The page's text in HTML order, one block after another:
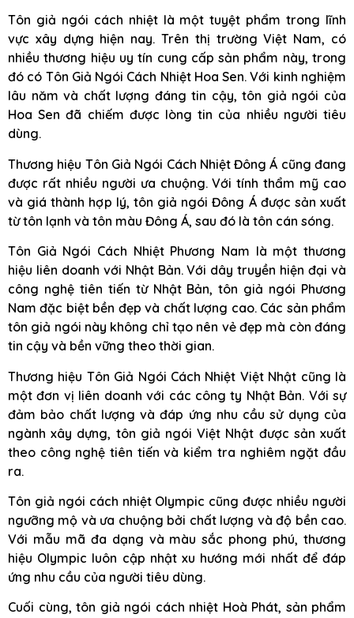
Tôn giả ngói cách nhiệt là một tuyệt phẩm trong lĩnh
vực xây dựng hiện nay. Trên thị trường Việt Nam, có
nhiều thương hiệu uy tín cung cấp sản phẩm này, trong
đó có Tôn Giả Ngói Cách Nhiệt Hoa Sen. Với kinh nghiệm
lâu năm và chất lượng đáng tin cậy, tôn giả ngói của
Hoa Sen đã chiếm được lòng tin của nhiều người tiêu
dùng.
Thương hiệu Tôn Giả Ngói Cách Nhiệt Đông Á cũng đang
được rất nhiều người ưa chuộng. Với tính thẩm mỹ cao
và giá thành hợp lý, tôn giả ngói Đông Á được sản xuất
từ tôn lạnh và tôn màu Đông Á, sau đó là tôn cán sóng.
Tôn Giả Ngói Cách Nhiệt Phương Nam là một thương
hiệu liên doanh với Nhật Bản. Với dây truyền hiện đại và
công nghệ tiên tiến từ Nhật Bản, tôn giả ngói Phương
Nam đặc biệt bền đẹp và chất lượng cao. Các sản phẩm
tôn giả ngói này không chỉ tạo nên vẻ đẹp mà còn đáng
tin cậy và bền vững theo thời gian.
Thương hiệu Tôn Giả Ngói Cách Nhiệt Việt Nhật cũng là
một đơn vị liên doanh với các công ty Nhật Bản. Với sự
đảm bảo chất lượng và đáp ứng nhu cầu sử dụng của
ngành xây dựng, tôn giả ngói Việt Nhật được sản xuất
theo công nghệ tiên tiến và kiểm tra nghiêm ngặt đầu
ra.
Tôn giả ngói cách nhiệt Olympic cũng được nhiều người
ngưỡng mộ và ưa chuộng bởi chất lượng và độ bền cao.
Với mẫu mã đa dạng và màu sắc phong phú, thương
hiệu Olympic luôn cập nhật xu hướng mới nhất để đáp
ứng nhu cầu của người tiêu dùng.
Cuối cùng, tôn giả ngói cách nhiệt Hoà Phát, sản phẩm